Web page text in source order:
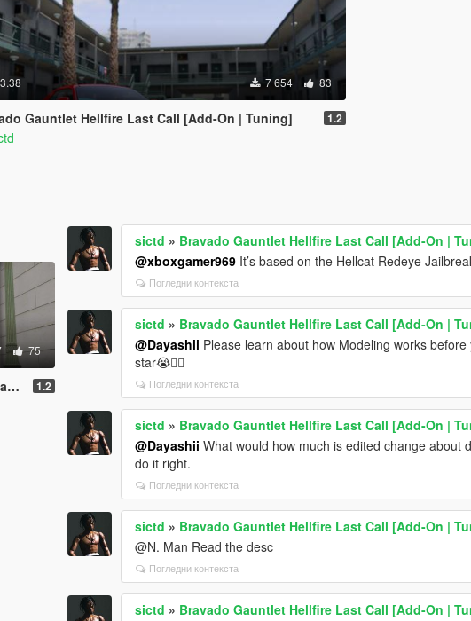
3.38 7 654 83
Gauntlet Hellfire Last Call [Add-On | Tuning] 1.2
75
1.2
sictd » Bravado Gauntlet Hellfire Last Call [Add-On |
@xboxgamer969 It’s based on the Hellcat Redeye
Погледни контекста
sictd » Bravado Gauntlet Hellfire Last Call [Add-On |
@Dayashii Please learn about how Modeling works
star😭🤦‍♂️
Погледни контекста
sictd » Bravado Gauntlet Hellfire Last Call [Add-On |
@Dayashii What would how much is edited change about
do it right.
Погледни контекста
sictd » Bravado Gauntlet Hellfire Last Call [Add-On |
@N. Man Read the desc
Погледни контекста
sictd » Bravado Gauntlet Hellfire Last Call [Add-On |